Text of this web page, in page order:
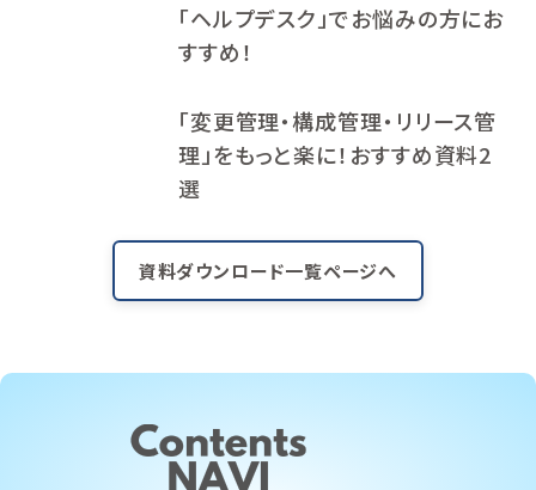
「ヘルプデスク」でお悩みの方にお
すすめ！
「変更管理・構成管理・リリース管
理」をもっと楽に！おすすめ資料2
選
資料ダウンロード一覧ページへ